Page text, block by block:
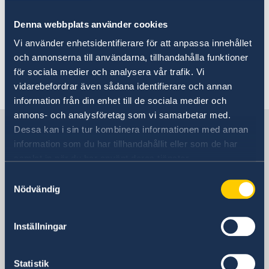
Denna webbplats använder cookies
Vi använder enhetsidentifierare för att anpassa innehållet
och annonserna till användarna, tillhandahålla funktioner
för sociala medier och analysera vår trafik. Vi
vidarebefordrar även sådana identifierare och annan
information från din enhet till de sociala medier och
annons- och analysföretag som vi samarbetar med.
Dessa kan i sin tur kombinera informationen med annan
information som du har tillhandahållit eller som de har
Nödvändig
Inställningar
Statistik
Attack mot moské i Norra Sinai
« 1 2 ... 5 6 7 8 9 »
Sverige i Egypten
Besöksadress
Kairo